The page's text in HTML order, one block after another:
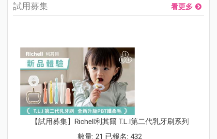
試用募集 看更多
【試用募集】Richell利其爾 T.L.I第二代乳牙刷系列
數量: 21 已報名: 432